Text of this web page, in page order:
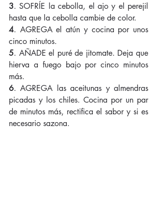
3. SOFRÍE la cebolla, el ajo y el perejil
hasta que la cebolla cambie de color.
4. AGREGA el atún y cocina por unos
cinco minutos.
5. AÑADE el puré de jitomate. Deja que
hierva a fuego bajo por cinco minutos
más.
6. AGREGA las aceitunas y almendras
picadas y los chiles. Cocina por un par
de minutos más, rectifica el sabor y si es
necesario sazona.